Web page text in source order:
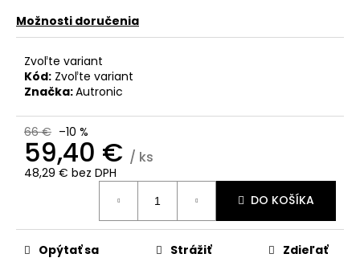
Možnosti doručenia
Zvoľte variant
Kód: Zvoľte variant
Značka:Autronic
66 € –10 %
59,40 € / ks
48,29 € bez DPH
DO KOŠÍKA
Opýtať sa Strážiť Zdieľať
a
m
e